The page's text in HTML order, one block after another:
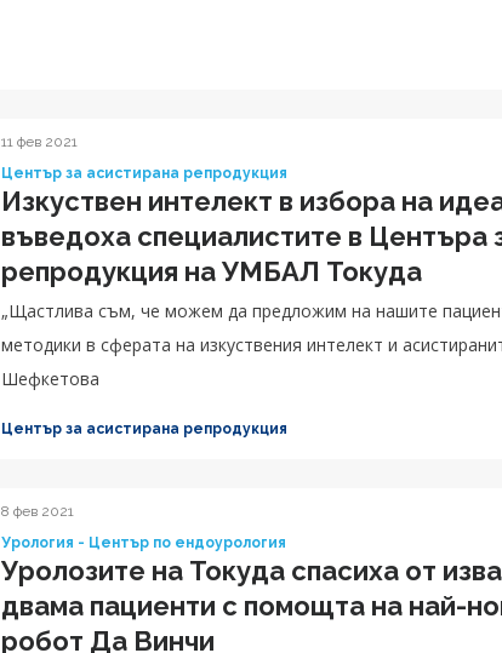
11 фев 2021
Център за асистирана репродукция
Изкуствен интелект в избора на
въведоха специалистите в Центъра
репродукция на УМБАЛ Токуда
„Щастлива съм, че можем да предложим на нашите
методики в сферата на изкуствения интелект и
Център за асистирана репродукция
8 фев 2021
Урология - Център по ендоурология
Уролозите на Токуда спасиха от
двама пациенти с помощта на най-
робот Да Винчи